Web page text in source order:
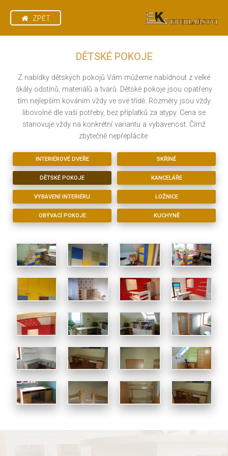
ZPĚT
DĚTSKÉ POKOJE
Z nabídky dětských pokojů Vám můžeme nabídnout z velké
škály odstínů, materiálů a tvarů. Dětské pokoje jsou opatřeny
tím nejlepším kováním vždy ve své třídě. Rozměry jsou vždy
libovolné dle vaší potřeby, bez příplatků za atypy. Cena se
stanovuje vždy na konkrétní variantu a vybavenost. Čímž
zbytečně nepřeplácíte.
INTERIÉROVÉ DVEŘE SKŘÍNĚ
DĚTSKÉ POKOJE KANCELÁŘE
VYBAVENÍ INTERIÉRU LOŽNICE
OBÝVACÍ POKOJE KUCHYNĚ